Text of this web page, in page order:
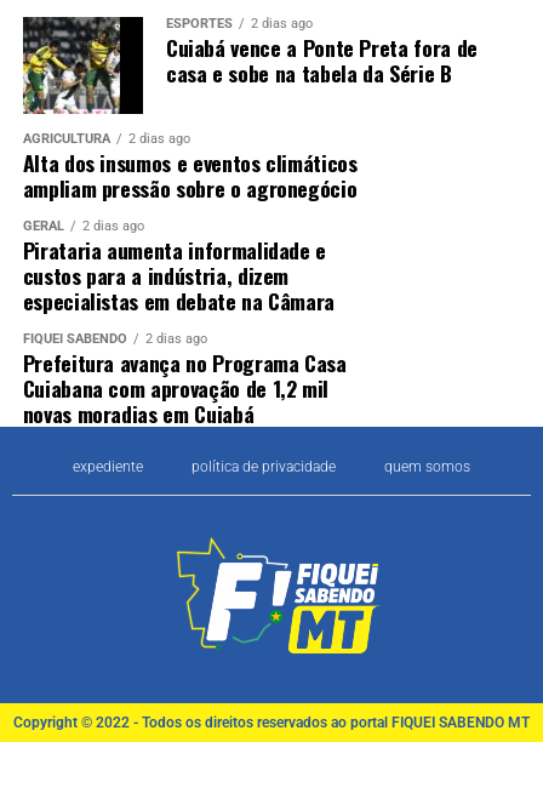
ESPORTES 2 dias ago
Cuiabá vence a Ponte Preta fora de
casa e sobe na tabela da Série B
AGRICULTURA 2 dias ago
Alta dos insumos e eventos climáticos
ampliam pressão sobre o agronegócio
GERAL 2 dias ago
Pirataria aumenta informalidade e
custos para a indústria, dizem
especialistas em debate na Câmara
FIQUEI SABENDO 2 dias ago
Prefeitura avança no Programa Casa
Cuiabana com aprovação de 1,2 mil
novas moradias em Cuiabá
expediente política de privacidade quem somos
Copyright © 2022 - Todos os direitos reservados ao portal FIQUEI SABENDO MT